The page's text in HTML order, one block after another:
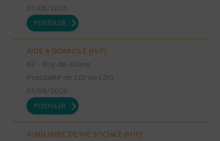
01/08/2026
POSTULER
AIDE A DOMICILE (H/F)
63 - Puy-de-Dôme
Possibilité de CDI ou CDD
01/08/2026
POSTULER
AUXILIAIRE DE VIE SOCIALE (H/F)